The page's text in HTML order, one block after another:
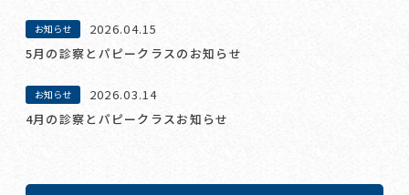
お知らせ
2026.04.15
5月の診察とパピークラスのお知らせ
お知らせ
2026.03.14
4月の診察とパピークラスお知らせ